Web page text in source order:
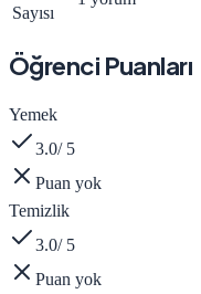
Sayısı
Öğrenci Puanları
Yemek
3.0/ 5
Puan yok
Temizlik
3.0/ 5
Puan yok